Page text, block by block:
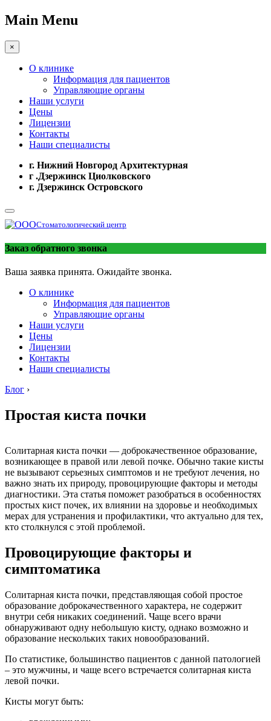
Main Menu
×
О клинике
Информация для пациентов
Управляющие органы
Наши услуги
Цены
Лицензии
Контакты
Наши специалисты
г. Нижний Новгород Архитектурная
г .Дзержинск Циолковского
г. Дзержинск Островского
Стоматологический центр
Заказ обратного звонка
Ваша заявка принята. Ожидайте звонка.
О клинике
Информация для пациентов
Управляющие органы
Наши услуги
Цены
Лицензии
Контакты
Наши специалисты
Блог ›
Простая киста почки
Солитарная киста почки — доброкачественное образование,
возникающее в правой или левой почке. Обычно такие кисты
не вызывают серьезных симптомов и не требуют лечения, но
важно знать их природу, провоцирующие факторы и методы
диагностики. Эта статья поможет разобраться в особенностях
простых кист почек, их влиянии на здоровье и необходимых
мерах для устранения и профилактики, что актуально для тех,
кто столкнулся с этой проблемой.
Провоцирующие факторы и
симптоматика
Солитарная киста почки, представляющая собой простое
образование доброкачественного характера, не содержит
внутри себя никаких соединений. Чаще всего врачи
обнаруживают одну небольшую кисту, однако возможно и
образование нескольких таких новообразований.
По статистике, большинство пациентов с данной патологией
– это мужчины, и чаще всего встречается солитарная киста
левой почки.
Кисты могут быть: